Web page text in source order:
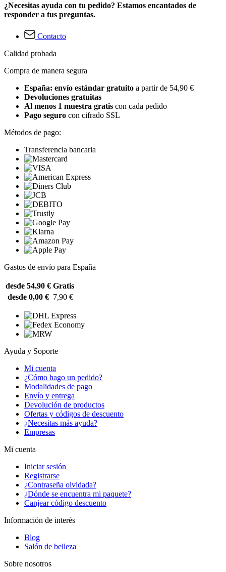
¿Necesitas ayuda con tu pedido? Estamos encantados de
responder a tus preguntas.
Contacto
Calidad probada
Compra de manera segura
España: envío estándar gratuito a partir de 54,90 €
Devoluciones gratuitas
Al menos 1 muestra gratis con cada pedido
Pago seguro con cifrado SSL
Métodos de pago:
Transferencia bancaria
Gastos de envío para España
desde 54,90 € Gratis
desde 0,00 € 7,90 €
Ayuda y Soporte
Mi cuenta
¿Cómo hago un pedido?
Modalidades de pago
Envío y entrega
Devolución de productos
Ofertas y códigos de descuento
¿Necesitas más ayuda?
Empresas
Mi cuenta
Iniciar sesión
Registrarse
¿Contraseña olvidada?
¿Dónde se encuentra mi paquete?
Canjear código descuento
Información de interés
Blog
Salón de belleza
Sobre nosotros